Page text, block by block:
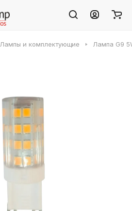
Лампы и комплектующие Лампа G9